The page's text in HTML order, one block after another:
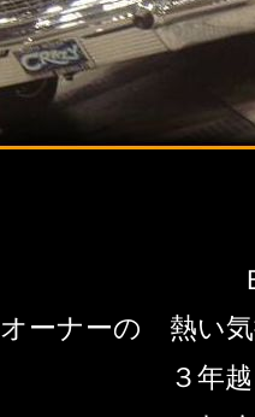
オーナーの 熱い気
３年